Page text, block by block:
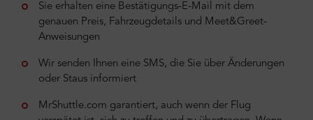
Sie erhalten eine Bestätigungs-E-Mail mit dem
genauen Preis, Fahrzeugdetails und Meet&Greet-
Anweisungen
Wir senden Ihnen eine SMS, die Sie über Änderungen
oder Staus informiert
MrShuttle.com garantiert, auch wenn der Flug